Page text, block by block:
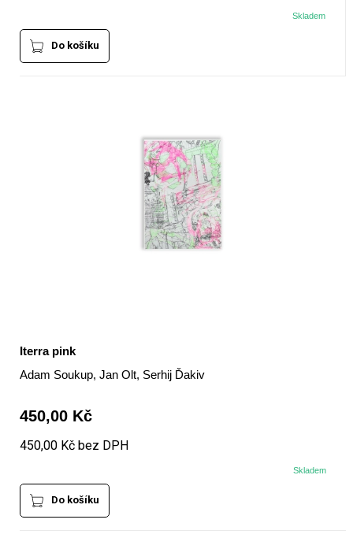
Skladem
Do košíku
Iterra pink
Adam Soukup, Jan Olt, Serhij Ďakiv
450,00 Kč
450,00 Kč bez DPH
Skladem
Do košíku